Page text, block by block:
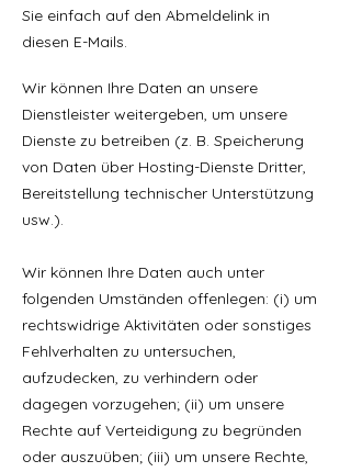
Sie einfach auf den Abmeldelink in
diesen E-Mails.
Wir können Ihre Daten an unsere
Dienstleister weitergeben, um unsere
Dienste zu betreiben (z. B. Speicherung
von Daten über Hosting-Dienste Dritter,
Bereitstellung technischer Unterstützung
usw.).
Wir können Ihre Daten auch unter
folgenden Umständen offenlegen: (i) um
rechtswidrige Aktivitäten oder sonstiges
Fehlverhalten zu untersuchen,
aufzudecken, zu verhindern oder
dagegen vorzugehen; (ii) um unsere
Rechte auf Verteidigung zu begründen
oder auszuüben; (iii) um unsere Rechte,